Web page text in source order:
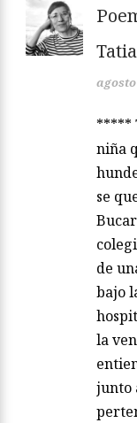
agosto
*****
niña
se
de
bajo
la
junto